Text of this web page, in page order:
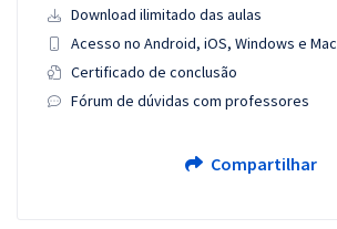
Download ilimitado das aulas
Acesso no Android, iOS, Windows e Mac
Certificado de conclusão
Fórum de dúvidas com professores
Compartilhar